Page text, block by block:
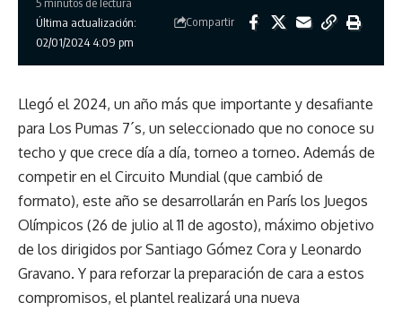
Última actualización:
02/01/2024 4:09 pm
Compartir
Llegó el 2024, un año más que importante y desafiante
para Los Pumas 7´s, un seleccionado que no conoce su
techo y que crece día a día, torneo a torneo. Además de
competir en el Circuito Mundial (que cambió de
formato), este año se desarrollarán en París los Juegos
Olímpicos (26 de julio al 11 de agosto), máximo objetivo
de los dirigidos por Santiago Gómez Cora y Leonardo
Gravano. Y para reforzar la preparación de cara a estos
compromisos, el plantel realizará una nueva